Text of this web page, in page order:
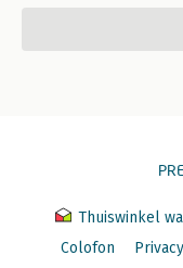
Thuiswinkel
Colofon
Privacy